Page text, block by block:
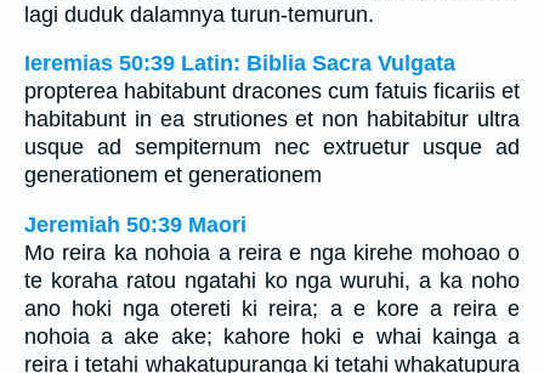
lagi duduk dalamnya turun-temurun.
Ieremias 50:39 Latin: Biblia Sacra Vulgata
propterea habitabunt dracones cum fatuis ficariis et
habitabunt in ea strutiones et non habitabitur ultra
usque ad sempiternum nec extruetur usque ad
generationem et generationem
Jeremiah 50:39 Maori
Mo reira ka nohoia a reira e nga kirehe mohoao o
te koraha ratou ngatahi ko nga wuruhi, a ka noho
ano hoki nga otereti ki reira; a e kore a reira e
nohoia a ake ake; kahore hoki e whai kainga a
reira i tetahi whakatupuranga ki tetahi whakatupura